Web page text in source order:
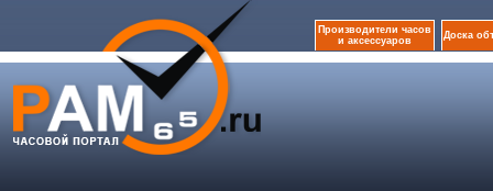
Производители часов
и аксессуаров
Доска